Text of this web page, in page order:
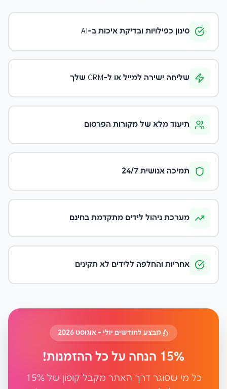
סינון כפילויות ובדיקת איכות ב-AI
שליחה ישירה למייל או ל-CRM שלך
תיעוד מלא של מקורות הפרסום
תמיכה אנושית 24/7
מערכת ניהול לידים מתקדמת בחינם
אחריות והחלפה ללידים לא תקינים
מבצע לחודשים יולי - אוגוסט 2026
15% הנחה על כל ההזמנות!
כל מי שסוגר דרך האתר מקבל קופון של 15%